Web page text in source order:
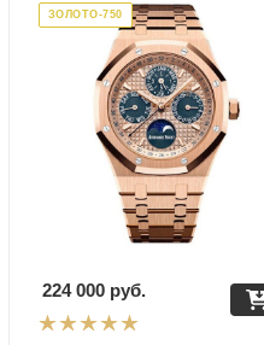
ЗОЛОТО-750
224 000 руб.